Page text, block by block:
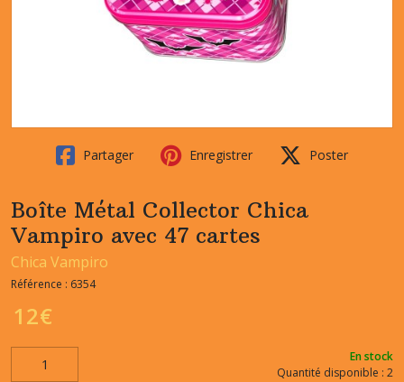
Partager Enregistrer Poster
Boîte Métal Collector Chica
Vampiro avec 47 cartes
Chica Vampiro
Référence : 6354
12€
En stock
Quantité disponible : 2